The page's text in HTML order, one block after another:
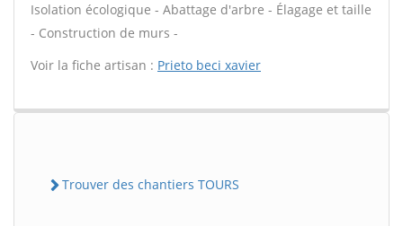
Isolation écologique - Abattage d'arbre - Élagage et taille
- Construction de murs -
Voir la fiche artisan : Prieto beci xavier
Trouver des chantiers TOURS